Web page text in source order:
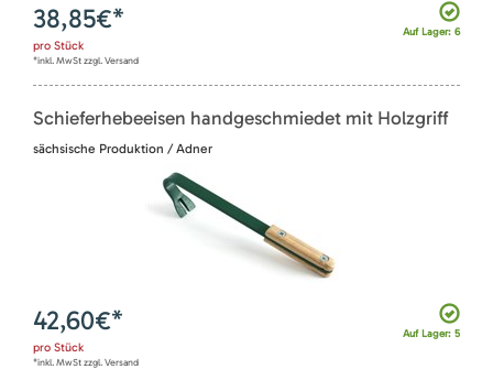
Auf Lager: 6
38,85€*
pro Stück
*inkl. MwSt zzgl. Versand
Schieferhebeeisen handgeschmiedet mit Holzgriff
sächsische Produktion / Adner
Auf Lager: 5
42,60€*
pro Stück
*inkl. MwSt zzgl. Versand